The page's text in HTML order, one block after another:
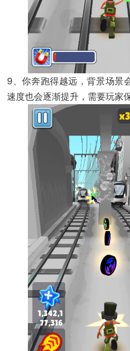
9、你奔跑得越远，背景场景
速度也会逐渐提升，需要玩家